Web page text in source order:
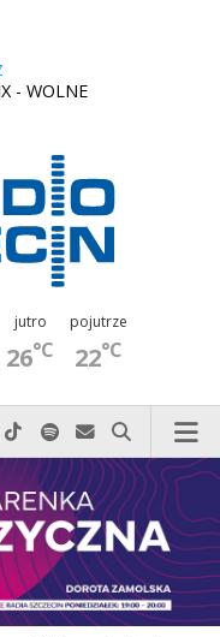
- WOLNE
jutro
26°C
pojutrze
22°C
do nas zadzwoń
na Facebook-u
nas na X
Odwiedź nas na Instagram-ie
Odwiedź nas na TikTok-u
Szukaj nas na Spotify
Wyślij do nas
Szukaj